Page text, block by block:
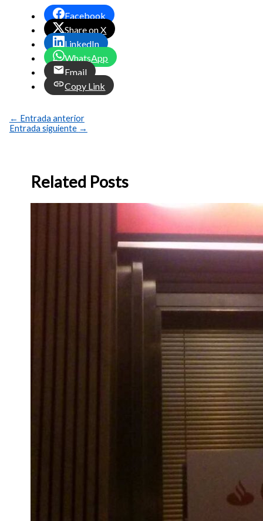
Facebook
Share on X
LinkedIn
WhatsApp
Email
Copy Link
← Entrada anterior
Entrada siguiente →
Related Posts